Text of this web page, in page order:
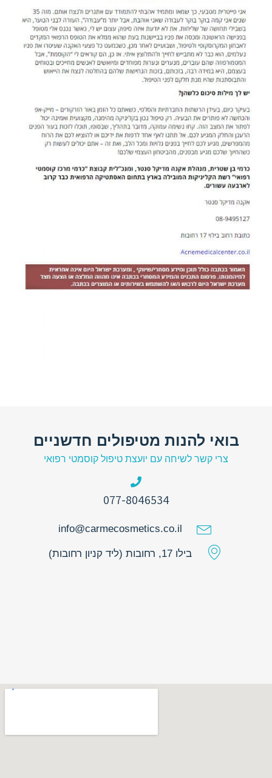
בואי להנות מטיפולים חדשניים
צרי קשר לשיחה עם יועצת טיפול קוסמטי רפואי
077-8046534
info@carmecosmetics.co.il
בילו 17, רחובות (ליד קניון רחובות)